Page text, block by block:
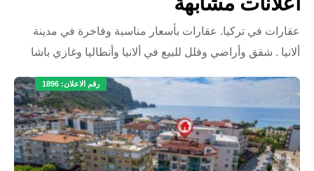
عقارات في تركيا. عقارات بأسعار مناسبة وفاخرة في مدينة
ألانيا . شقق وأراضي وفلل للبيع في ألانيا وأنطاليا وغازي باشا
رقم الاعلان: 1896